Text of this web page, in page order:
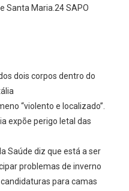
Santa Maria.24 SAPO
dois corpos dentro do
“violento e localizado”.
expõe perigo letal das
Saúde diz que está a ser
problemas de inverno
candidaturas para camas